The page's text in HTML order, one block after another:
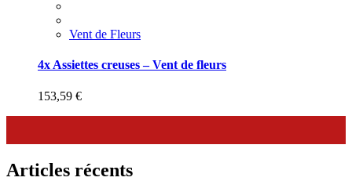
Vent de Fleurs
4x Assiettes creuses – Vent de fleurs
153,59 €
Articles récents